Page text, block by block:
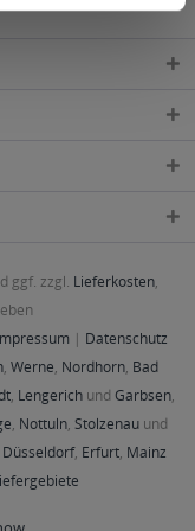
ggf. zzgl. Lieferkosten,
| Datenschutz
, Werne, Nordhorn, Bad
, Lengerichund Garbsen,
, Nottuln, Stolzenau und
Düsseldorf, Erfurt, Mainz